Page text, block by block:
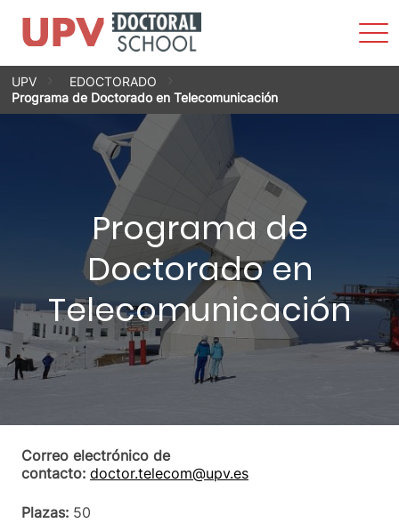
Saltar
contenido
UPV
EDOCTORADO
Programa de Doctorado en Telecomunicación
Programa de
Doctorado en
Telecomunicación
Correo electrónico de
contacto: doctor.telecom@upv.es
Plazas: 50